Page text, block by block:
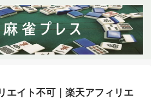
エイト不可｜楽天アフィリエ